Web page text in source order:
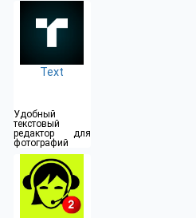
Text
Удобный
текстовый
редактор для
фотографий